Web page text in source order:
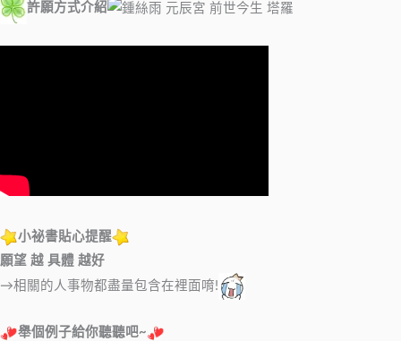
許願方式介紹
小祕書貼心提醒
願望 越 具體 越好
→相關的人事物都盡量包含在裡面唷!
舉個例子給你聽聽吧~